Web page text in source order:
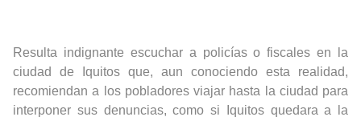
Resulta indignante escuchar a policías o fiscales en la
ciudad de Iquitos que, aun conociendo esta realidad,
recomiendan a los pobladores viajar hasta la ciudad para
interponer sus denuncias, como si Iquitos quedara a la